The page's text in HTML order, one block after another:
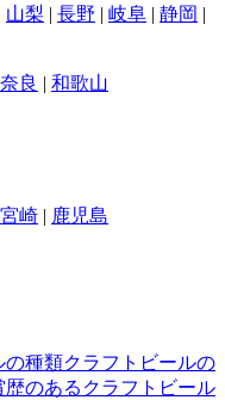
山梨 | 長野 | 岐阜 | 静岡 |
奈良 | 和歌山
宮崎 | 鹿児島
の種類クラフトビールの
歴のあるクラフトビール